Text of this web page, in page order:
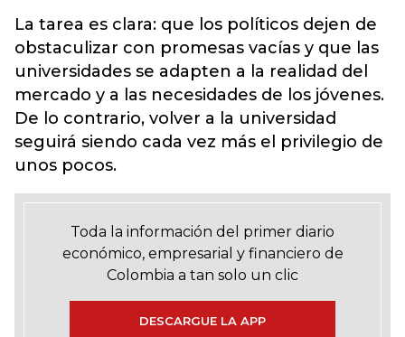
La tarea es clara: que los políticos dejen de
obstaculizar con promesas vacías y que las
universidades se adapten a la realidad del
mercado y a las necesidades de los jóvenes.
De lo contrario, volver a la universidad
seguirá siendo cada vez más el privilegio de
unos pocos.
Toda la información del primer diario
económico, empresarial y financiero de
Colombia a tan solo un clic
DESCARGUE LA APP